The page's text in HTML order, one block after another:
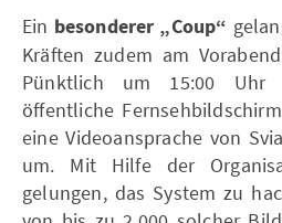
Ein besonderer „Coup“
Kräften zudem am
Pünktlich um 15:00 Uhr
öffentliche
eine Videoansprache von
um. Mit Hilfe der
gelungen, das System zu